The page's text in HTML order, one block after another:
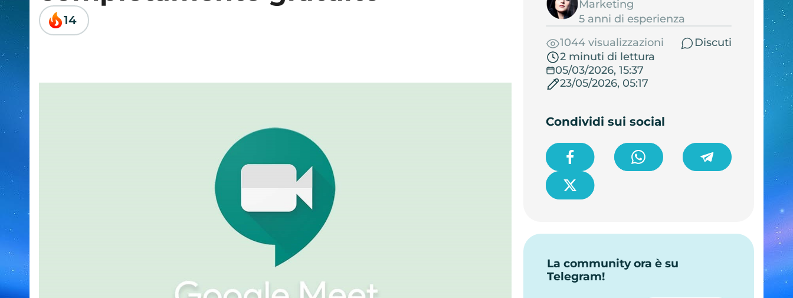
14
Marketing
5 anni di esperienza
1044 visualizzazioni
Discuti
2 minuti di lettura
05/03/2026, 15:37
23/05/2026, 05:17
Condividi sui social
La community ora è su
Telegram!